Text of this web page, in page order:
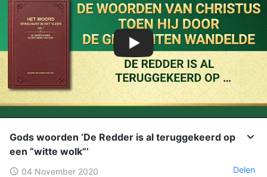
Gods woorden ‘De Redder is al teruggekeerd op
een “witte wolk”’
04 November 2020 Delen